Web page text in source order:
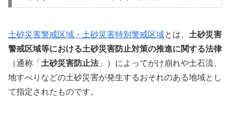
土砂災害警戒区域・土砂災害特別警戒区域とは、 土砂災害
警戒区域等における土砂災害防止対策の推進に関する法律
（通称「 土砂災害防止法」）によってがけ崩れや土石流、
地すべりなどの土砂災害が発生するおそれのある地域とし
て指定されたものです。